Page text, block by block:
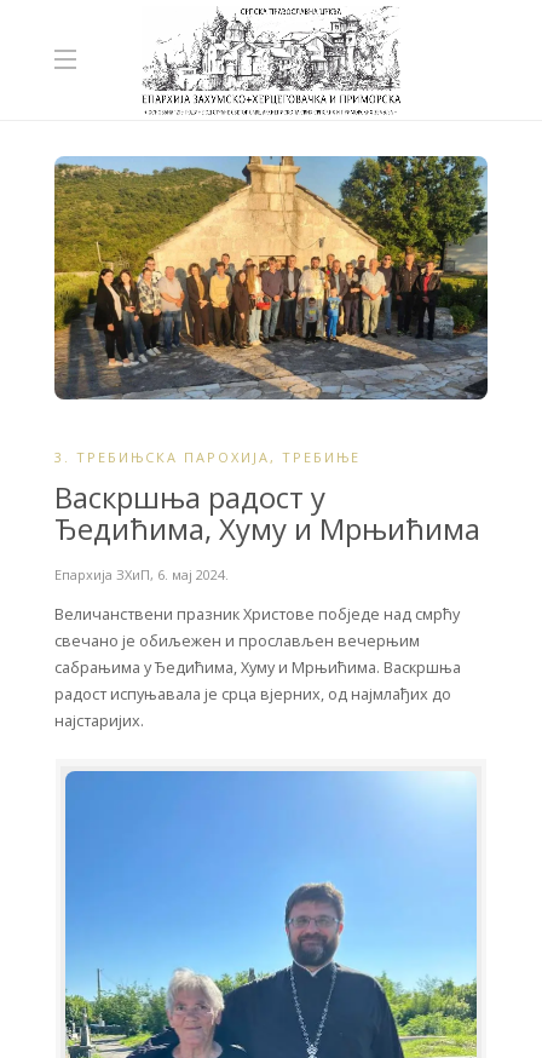
3. ТРЕБИЊСКА ПАРОХИЈА, ТРЕБИЊЕ
Васкршња радост у
Ђедићима, Хуму и Мрњићима
Епархија ЗХиП, 6. мај 2024.
Величанствени празник Христове побједе над смрћу
свечано је обиљежен и прослављен вечерњим
сабрањима у Ђедићима, Хуму и Мрњићима. Васкршња
радост испуњавала је срца вјерних, од најмлађих до
најстаријих.